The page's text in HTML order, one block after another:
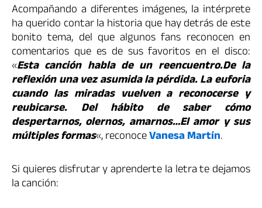
Acompañando a diferentes imágenes, la intérprete
ha querido contar la historia que hay detrás de este
bonito tema, del que algunos fans reconocen en
comentarios que es de sus favoritos en el disco:
«Esta canción habla de un reencuentro.De la
reflexión una vez asumida la pérdida. La euforia
cuando las miradas vuelven a reconocerse y
reubicarse. Del hábito de saber cómo
despertarnos, olernos, amarnos…El amor y sus
múltiples formas«, reconoceVanesa Martín.
Si quieres disfrutar y aprenderte la letra te dejamos
la canción: